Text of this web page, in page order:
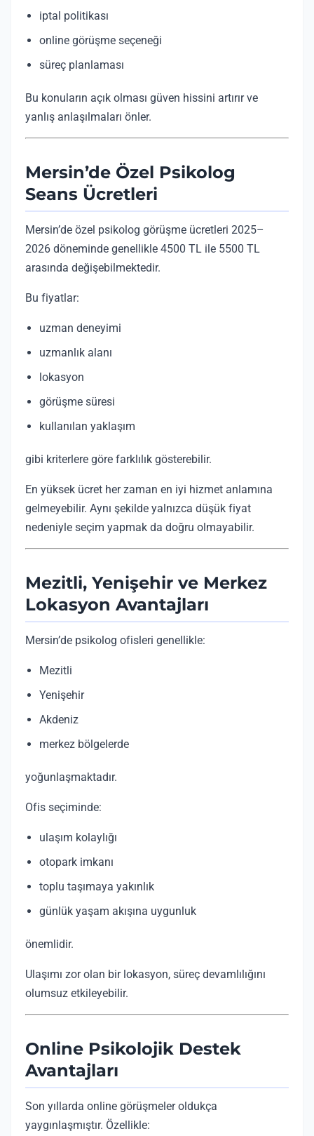
iptal politikası
online görüşme seçeneği
süreç planlaması
Bu konuların açık olması güven hissini artırır ve
yanlış anlaşılmaları önler.
Mersin’de Özel Psikolog
Seans Ücretleri
Mersin’de özel psikolog görüşme ücretleri 2025–
2026 döneminde genellikle 4500 TL ile 5500 TL
arasında değişebilmektedir.
Bu fiyatlar:
uzman deneyimi
uzmanlık alanı
lokasyon
görüşme süresi
kullanılan yaklaşım
gibi kriterlere göre farklılık gösterebilir.
En yüksek ücret her zaman en iyi hizmet anlamına
gelmeyebilir. Aynı şekilde yalnızca düşük fiyat
nedeniyle seçim yapmak da doğru olmayabilir.
Mezitli, Yenişehir ve Merkez
Lokasyon Avantajları
Mersin’de psikolog ofisleri genellikle:
Mezitli
Yenişehir
Akdeniz
merkez bölgelerde
yoğunlaşmaktadır.
Ofis seçiminde:
ulaşım kolaylığı
otopark imkanı
toplu taşımaya yakınlık
günlük yaşam akışına uygunluk
önemlidir.
Ulaşımı zor olan bir lokasyon, süreç devamlılığını
olumsuz etkileyebilir.
Online Psikolojik Destek
Avantajları
Son yıllarda online görüşmeler oldukça
yaygınlaşmıştır. Özellikle: